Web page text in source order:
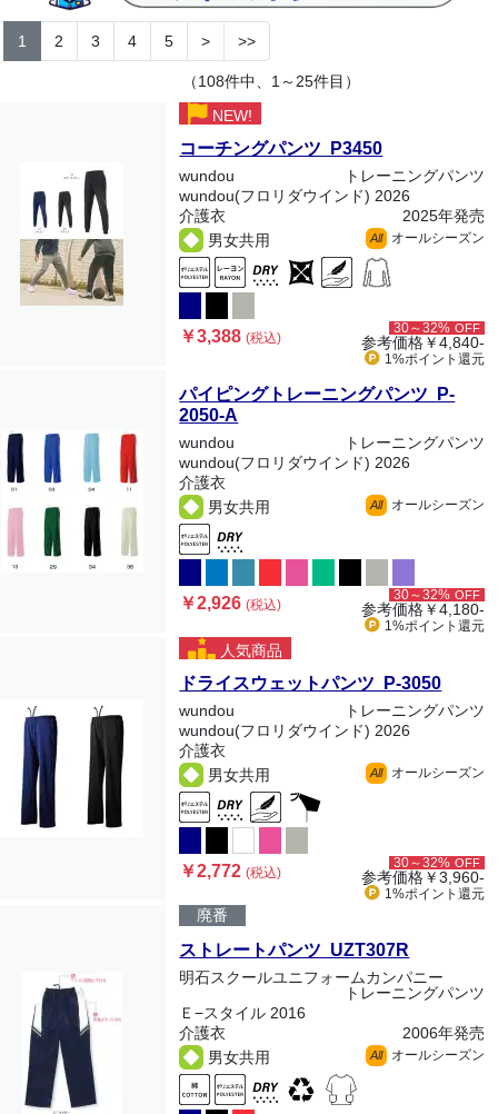
1 2 3 4 5 > >>
（108件中、1～25件目）
NEW!
コーチングパンツ P3450
wundou
トレーニングパンツ
wundou(フロリダウインド) 2026
介護衣
2025年発売
男女共用
All オールシーズン
￥3,388(税込)
30～32% OFF
参考価格￥4,840-
1%ポイント 還元
パイピングトレーニングパンツ P-
2050-A
wundou
トレーニングパンツ
wundou(フロリダウインド) 2026
介護衣
男女共用
All オールシーズン
￥2,926(税込)
30～32% OFF
参考価格￥4,180-
1%ポイント 還元
人気商品
ドライスウェットパンツ P-3050
wundou
トレーニングパンツ
wundou(フロリダウインド) 2026
介護衣
男女共用
All オールシーズン
￥2,772(税込)
30～32% OFF
参考価格￥3,960-
1%ポイント 還元
廃番
ストレートパンツ UZT307R
明石スクールユニフォームカンパニー
トレーニングパンツ
Ｅ−スタイル 2016
介護衣
2006年発売
男女共用
All オールシーズン